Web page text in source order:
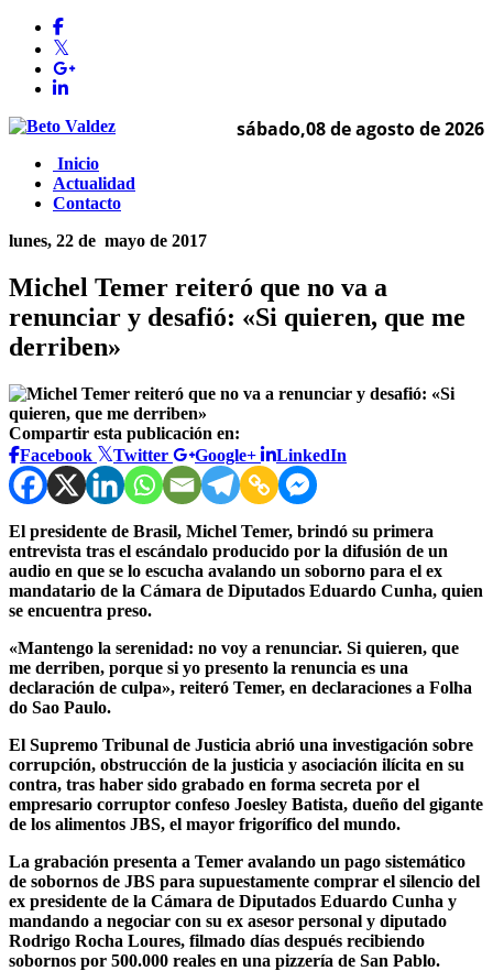
sábado,08 de agosto de 2026
Inicio
Actualidad
Contacto
lunes, 22 de mayo de 2017
Michel Temer reiteró que no va a
renunciar y desafió: «Si quieren, que me
derriben»
Compartir esta publicación en:
Facebook
Twitter Google+ LinkedIn
El presidente de Brasil, Michel Temer, brindó su primera
entrevista tras el escándalo producido por la difusión de un
audio en que se lo escucha avalando un soborno para el ex
mandatario de la Cámara de Diputados Eduardo Cunha, quien
se encuentra preso.
«Mantengo la serenidad: no voy a renunciar. Si quieren, que
me derriben, porque si yo presento la renuncia es una
declaración de culpa», reiteró Temer, en declaraciones a Folha
do Sao Paulo.
El Supremo Tribunal de Justicia abrió una investigación sobre
corrupción, obstrucción de la justicia y asociación ilícita en su
contra, tras haber sido grabado en forma secreta por el
empresario corruptor confeso Joesley Batista, dueño del gigante
de los alimentos JBS, el mayor frigorífico del mundo.
La grabación presenta a Temer avalando un pago sistemático
de sobornos de JBS para supuestamente comprar el silencio del
ex presidente de la Cámara de Diputados Eduardo Cunha y
mandando a negociar con su ex asesor personal y diputado
Rodrigo Rocha Loures, filmado días después recibiendo
sobornos por 500.000 reales en una pizzería de San Pablo.